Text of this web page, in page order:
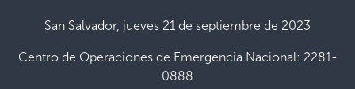
San Salvador, jueves 21 de septiembre de 2023
Centro de Operaciones de Emergencia Nacional: 2281-
0888